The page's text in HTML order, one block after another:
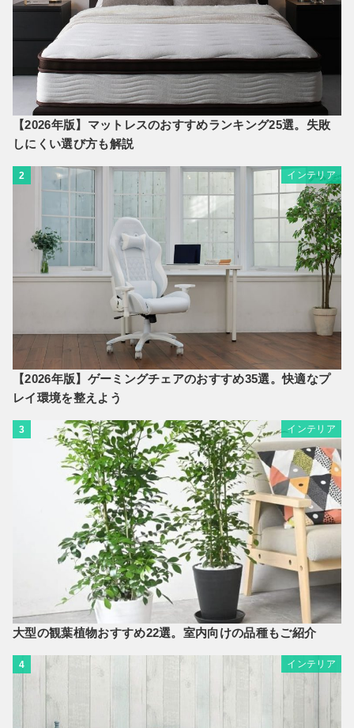
【2026年版】マットレスのおすすめランキング25選。失敗
しにくい選び方も解説
2 インテリア
【2026年版】ゲーミングチェアのおすすめ35選。快適なプ
レイ環境を整えよう
3 インテリア
大型の観葉植物おすすめ22選。室内向けの品種もご紹介
4 インテリア